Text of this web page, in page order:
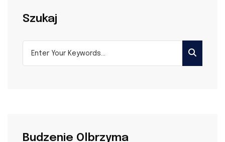
Szukaj
Budzenie Olbrzyma